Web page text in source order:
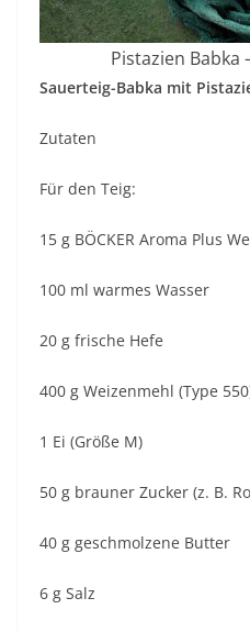
Pistazien Babka
Sauerteig-Babka mit
Zutaten
Für den Teig:
15 g BÖCKER Aroma Plus
100 ml warmes Wasser
20 g frische Hefe
400 g Weizenmehl (Type
1 Ei (Größe M)
50 g brauner Zucker (z. B.
40 g geschmolzene Butter
6 g Salz